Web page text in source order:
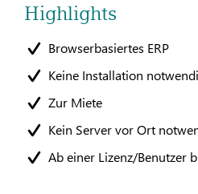
Highlights
Browserbasiertes ERP
Keine Installation
Zur Miete
Kein Server vor Ort
Ab einer Lizenz/Benutzer